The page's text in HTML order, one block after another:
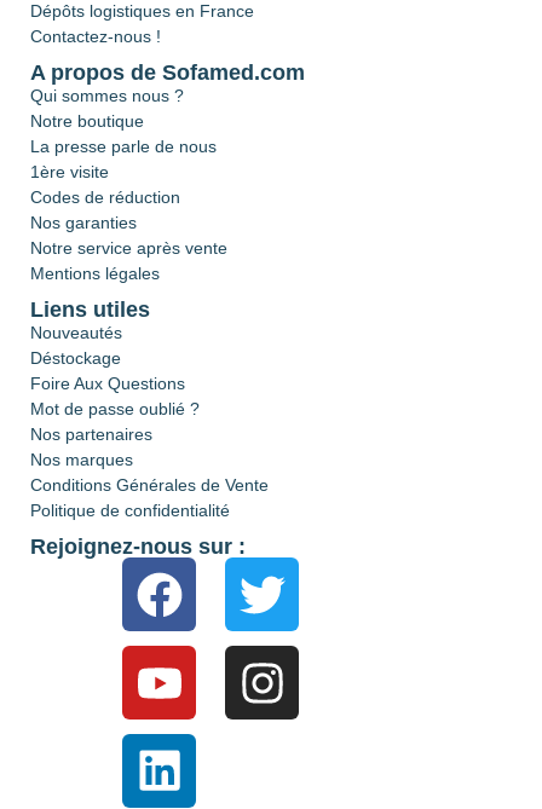
Dépôts logistiques en France
Contactez-nous !
A propos de Sofamed.com
Qui sommes nous ?
Notre boutique
La presse parle de nous
1ère visite
Codes de réduction
Nos garanties
Notre service après vente
Mentions légales
Liens utiles
Nouveautés
Déstockage
Foire Aux Questions
Mot de passe oublié ?
Nos partenaires
Nos marques
Conditions Générales de Vente
Politique de confidentialité
Rejoignez-nous sur :